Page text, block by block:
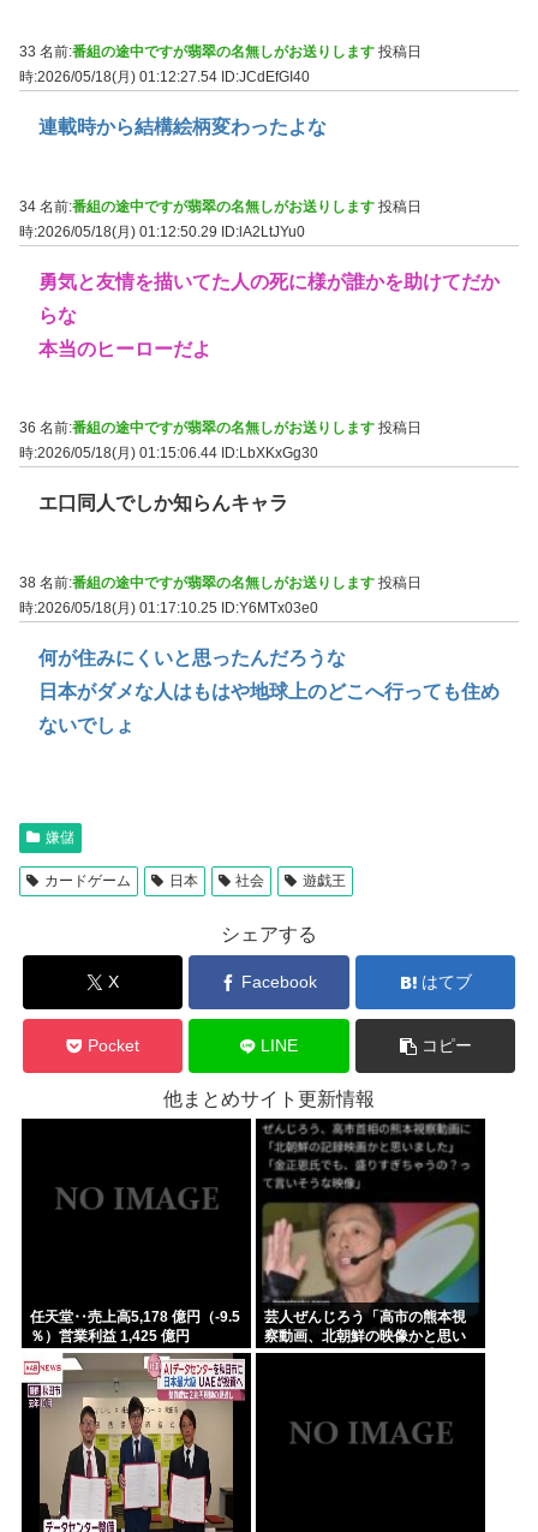
33 名前:番組の途中ですが翡翠の名無しがお送りします 投稿日
時:2026/05/18(月) 01:12:27.54 ID:JCdEfGI40
連載時から結構絵柄変わったよな
34 名前:番組の途中ですが翡翠の名無しがお送りします 投稿日
時:2026/05/18(月) 01:12:50.29 ID:lA2LtJYu0
勇気と友情を描いてた人の死に様が誰かを助けてだか
らな
本当のヒーローだよ
36 名前:番組の途中ですが翡翠の名無しがお送りします 投稿日
時:2026/05/18(月) 01:15:06.44 ID:LbXKxGg30
エ口同人でしか知らんキャラ
38 名前:番組の途中ですが翡翠の名無しがお送りします 投稿日
時:2026/05/18(月) 01:17:10.25
ID:Y6MTx03e0
何が住みにくいと思ったんだろうな
日本がダメな人はもはや地球上のどこへ行っても住め
ないでしょ
嫌儲
カードゲーム 日本 社会 遊戯王
シェアする
X Facebook はてブ
Pocket LINE コピー
他まとめサイト更新情報
任天堂‥売上高5,178 億円（-9.5
％）営業利益 1,425 億円
（+150.5 %）
芸人ぜんじろう「高市の熊本視
察動画、北朝鮮の映像かと思い
ましたわ！金正恩でも、盛り過